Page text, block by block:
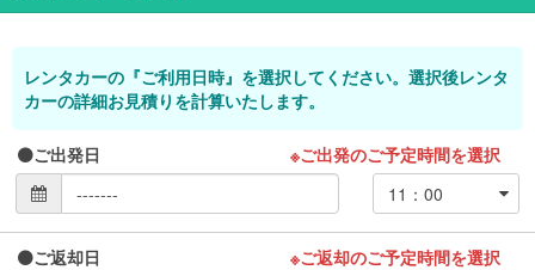
レンタカーの『ご利用日時』を選択してください。選択後レンタ
カーの詳細お見積りを計算いたします。
ご出発日 ※ご出発のご予定時間を選択
ご返却日 ※ご返却のご予定時間を選択